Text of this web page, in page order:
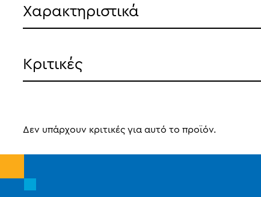
Χαρακτηριστικά
Κριτικές
Δεν υπάρχουν κριτικές για αυτό το προϊόν.